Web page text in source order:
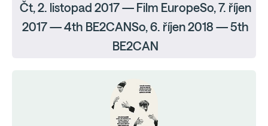
Čt, 2. listopad 2017 — Film EuropeSo, 7. říjen
2017 — 4th BE2CANSo, 6. říjen 2018 — 5th
BE2CAN